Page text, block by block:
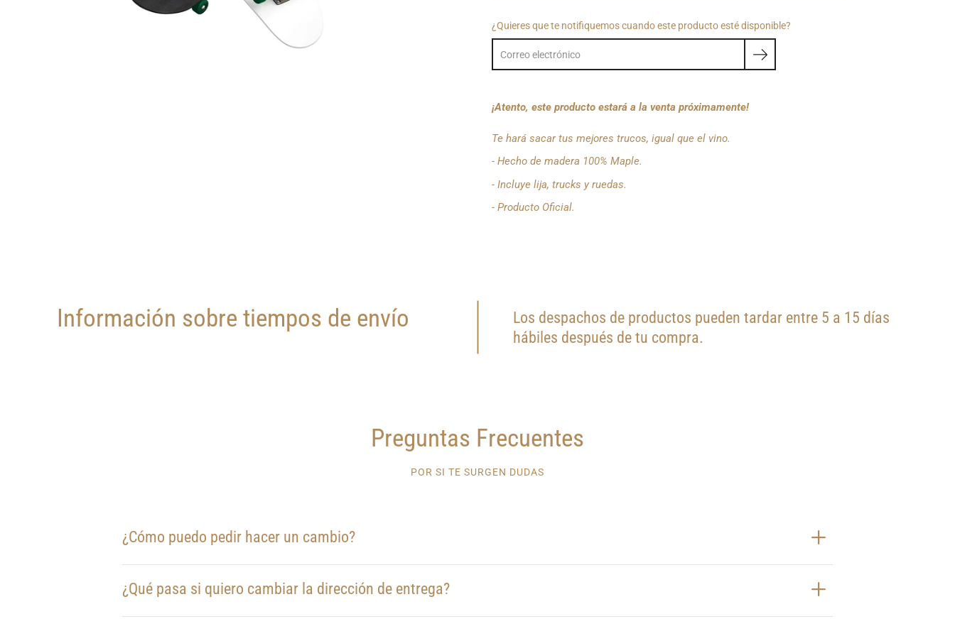
¿Quieres que te notifiquemos cuando este producto esté disponible?
¡Atento, este producto estará a la venta próximamente!
Te hará sacar tus mejores trucos, igual que el vino.
- Hecho de madera 100% Maple.
- Incluye lija, trucks y ruedas.
- Producto Oficial.
Información sobre tiempos de envío
Los despachos de productos pueden tardar entre 5 a 15 días
hábiles después de tu compra.
Preguntas Frecuentes
POR SI TE SURGEN DUDAS
¿Cómo puedo pedir hacer un cambio?
¿Qué pasa si quiero cambiar la dirección de entrega?